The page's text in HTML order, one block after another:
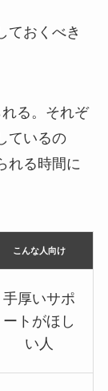
ておくべき
る。それぞ
ているの
れる時間に
こんな人向け
手厚いサポ
ートがほし
い人